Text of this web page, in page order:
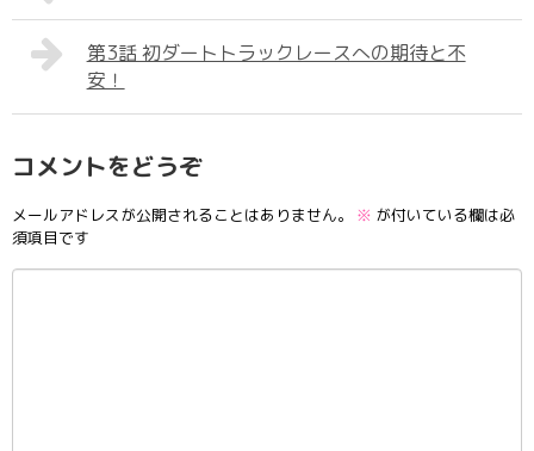
第3話 初ダートトラックレースへの期待と不
安！
コメントをどうぞ
メールアドレスが公開されることはありません。 ※ が付いている欄は必
須項目です